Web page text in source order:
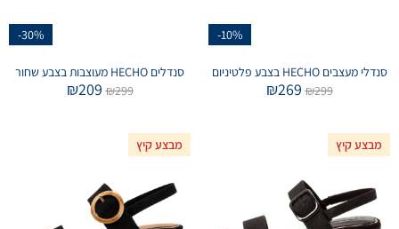
-10%
סנדלי מעצבים HECHO בצבע פלטיניום
₪299
₪269
-30%
סנדלים HECHO מעוצבות בצבע שחור
₪299
₪209
מבצע קיץ מבצע קיץ